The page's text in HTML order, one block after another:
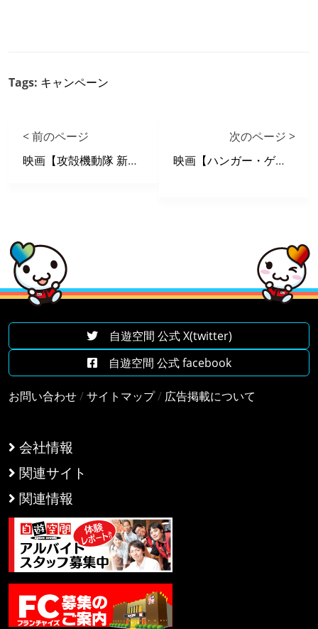
Tags: キャンペーン
< 前のページ
映画【攻殻機動隊 新劇場版】 X 自遊空間 タイアップキャンペーン
次のページ >
映画【ハンガー・ゲーム FINAL： レジスタンス】 X 自遊空間 タイアップキャンペーン
会社情報
関連サイト
関連情報
自遊空間 公式 X(twitter)
自遊空間 公式 facebook
お問い合わせ/サイトマップ/ 広告掲載について